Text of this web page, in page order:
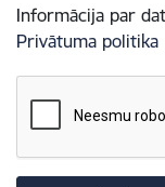
Informācija par
Privātuma politika